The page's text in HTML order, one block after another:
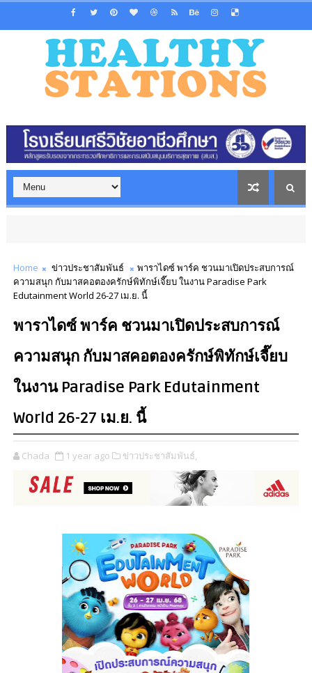
Home ข่าวประชาสัมพันธ์
พาราไดซ์ พาร์ค ชวนมาเปิดประสบการณ์
ความสนุก กับมาสคอตองครักษ์พิทักษ์เจี๊ยบ ในงาน Paradise Park
Edutainment World 26-27 เม.ย. นี้
พาราไดซ์ พาร์ค ชวนมาเปิดประสบการณ์
ความสนุก กับมาสคอตองครักษ์พิทักษ์เจี๊ยบ
ในงาน Paradise Park Edutainment
World 26-27 เม.ย. นี้
Chada 1 year ago ข่าวประชาสัมพันธ์,